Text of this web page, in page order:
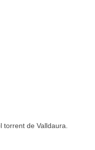
de Valldaura.